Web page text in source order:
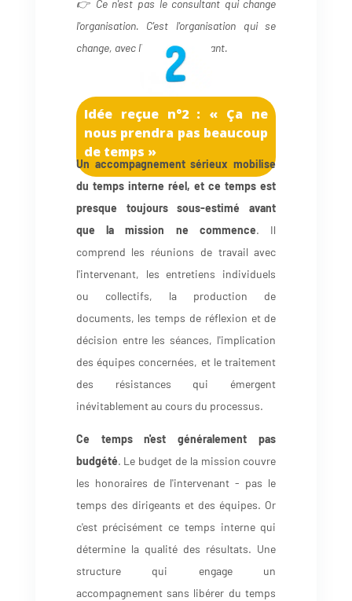
👉 Ce n'est pas le consultant qui change
l'organisation. C'est l'organisation qui se
change, avec l'aide du consultant.
Idée reçue n°2 : « Ça ne
nous prendra pas beaucoup
de temps »
Un accompagnement sérieux mobilise
du temps interne réel, et ce temps est
presque toujours sous-estimé avant
que la mission ne commence. Il
comprend les réunions de travail avec
l'intervenant, les entretiens individuels
ou collectifs, la production de
documents, les temps de réflexion et de
décision entre les séances, l'implication
des équipes concernées, et le traitement
des résistances qui émergent
inévitablement au cours du processus.
Ce temps n'est généralement pas
budgété. Le budget de la mission couvre
les honoraires de l'intervenant - pas le
temps des dirigeants et des équipes. Or
c'est précisément ce temps interne qui
détermine la qualité des résultats. Une
structure qui engage un
accompagnement sans libérer du temps